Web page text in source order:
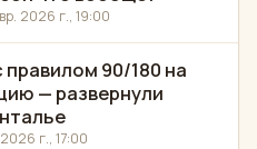
2026 г., 19:00
90/180 на
— развернули
г., 17:00